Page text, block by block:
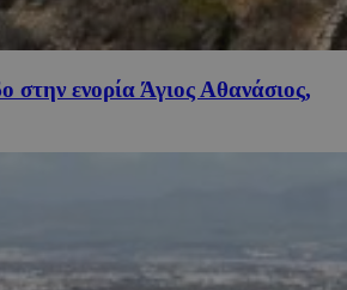
στην ενορία Άγιος Αθανάσιος,